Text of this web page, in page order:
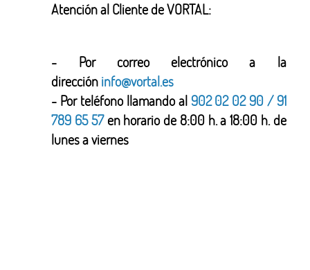
Atención al Cliente de VORTAL:
- Por correo electrónico a la
dirección info@vortal.es
- Por teléfono llamando al902 02 02 90 / 91
789 65 57en horario de 8:00 h. a 18:00 h. de
lunes a viernes